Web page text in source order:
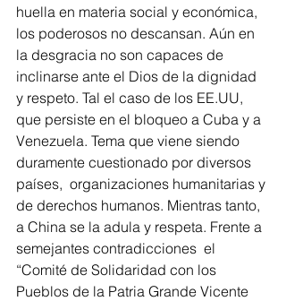
huella en materia social y económica,
los poderosos no descansan. Aún en
la desgracia no son capaces de
inclinarse ante el Dios de la dignidad
y respeto. Tal el caso de los EE.UU,
que persiste en el bloqueo a Cuba y a
Venezuela. Tema que viene siendo
duramente cuestionado por diversos
países,  organizaciones humanitarias y
de derechos humanos. Mientras tanto,
a China se la adula y respeta. Frente a
semejantes contradicciones  el
“Comité de Solidaridad con los
Pueblos de la Patria Grande Vicente